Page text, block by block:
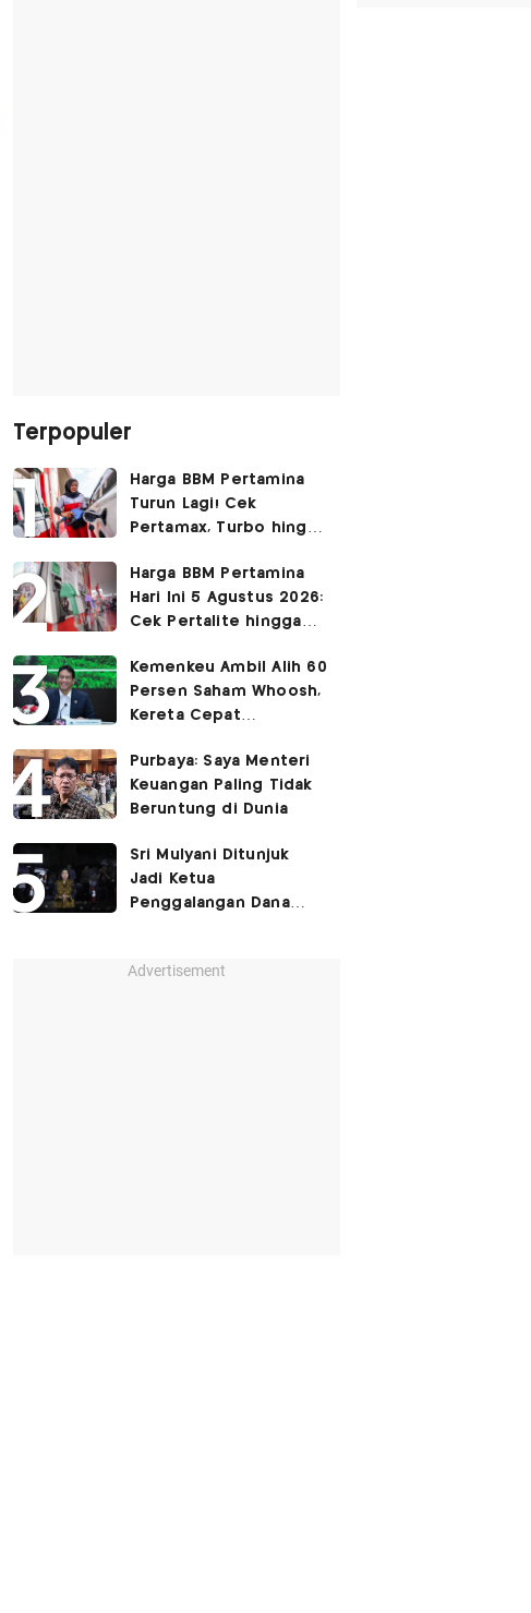
Terpopuler
Harga BBM Pertamina
Turun Lagi! Cek
Pertamax, Turbo hingga
Agustus 2026
Harga BBM Pertamina
Hari Ini 5 Agustus 2026:
Cek Pertalite hingga
Turun
Kemenkeu Ambil Alih 60
Persen Saham Whoosh,
Kereta Cepat
Surabaya
Purbaya: Saya Menteri
Keuangan Paling Tidak
Beruntung di Dunia
Sri Mulyani Ditunjuk
Jadi Ketua
Penggalangan Dana
Advertisement